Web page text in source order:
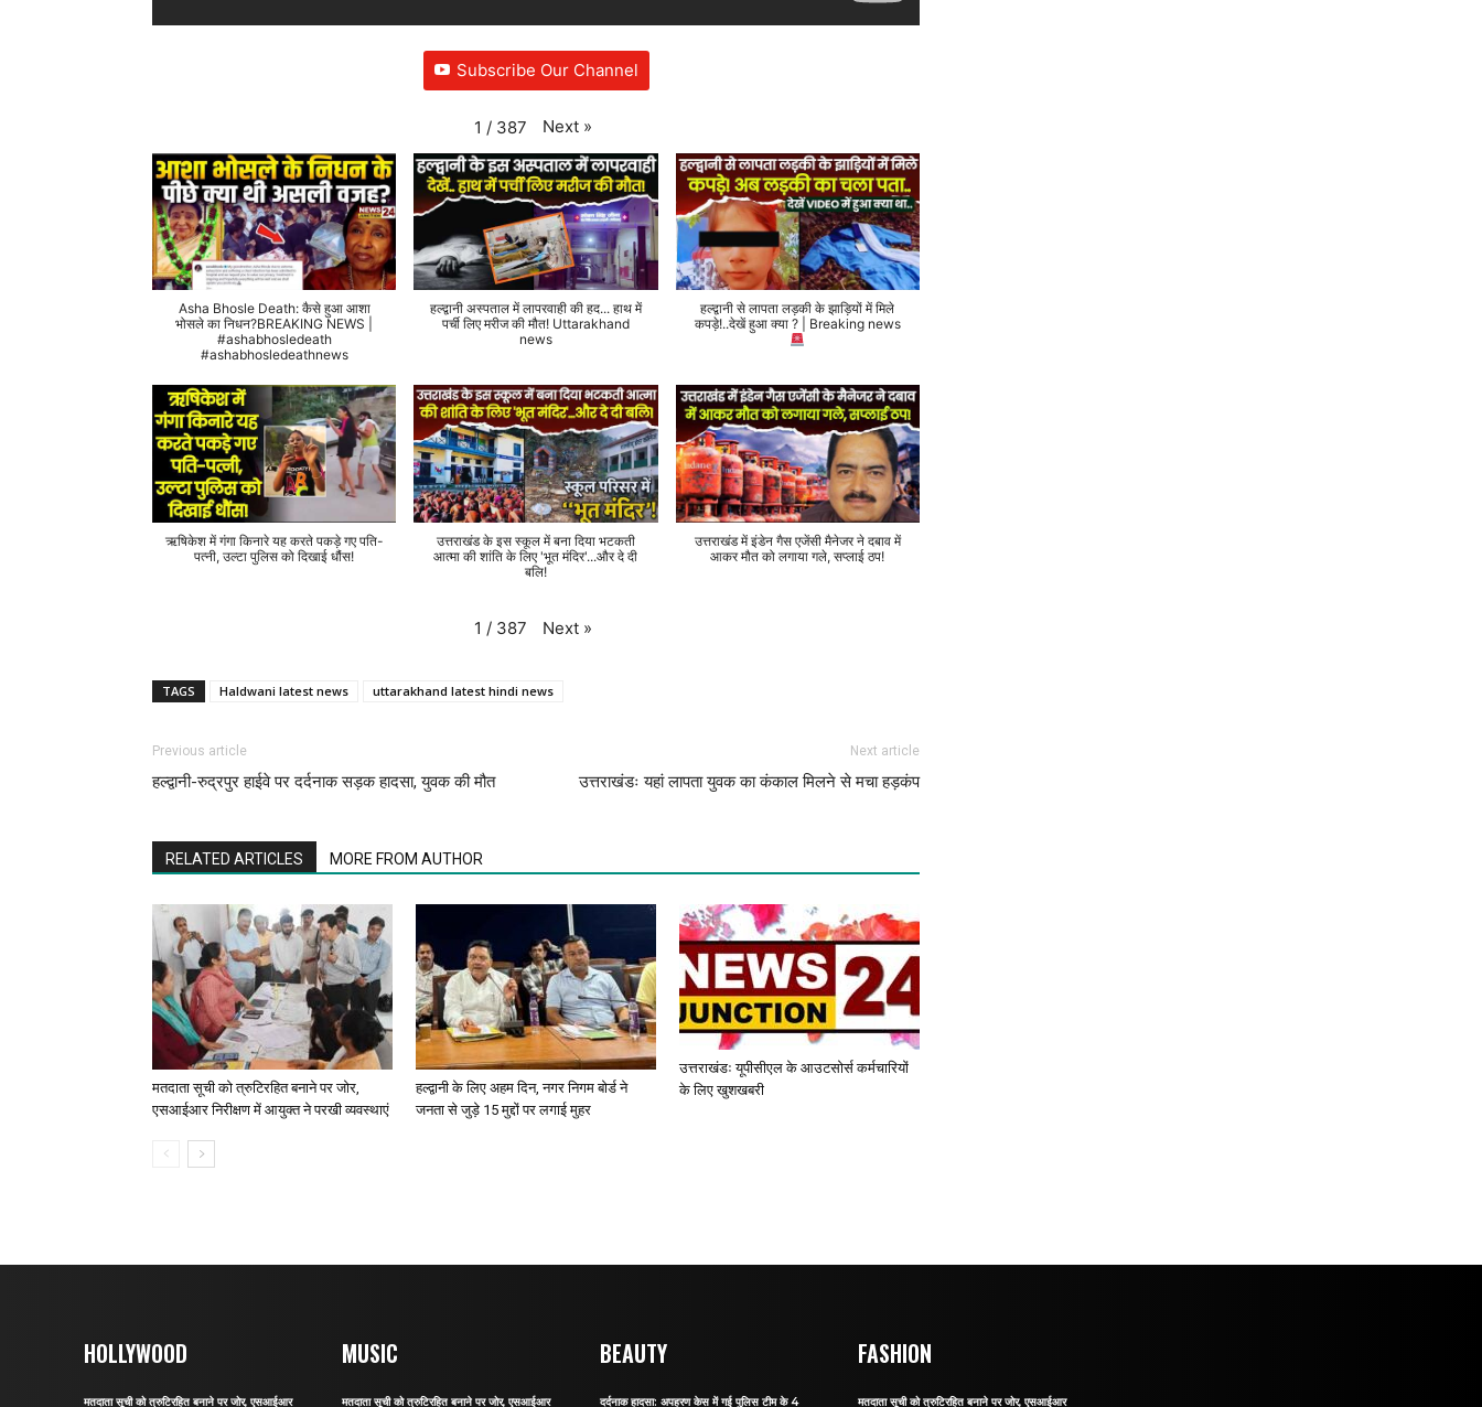
Subscribe Our Channel
1 / 387 Next »
Asha Bhosle Death: कैसे हुआ आशा
भोसले का निधन?BREAKING NEWS |
#ashabhosledeath
#ashabhosledeathnews
हल्द्वानी अस्पताल में लापरवाही की हद... हाथ में
पर्ची लिए मरीज की मौत! Uttarakhand
news
हल्द्वानी से लापता लड़की के झाड़ियों में मिले
कपड़े!..देखें हुआ क्या ? | Breaking news
ऋषिकेश में गंगा किनारे यह करते पकड़े गए पति-
पत्नी, उल्टा पुलिस को दिखाई धौंस!
उत्तराखंड के इस स्कूल में बना दिया भटकती
आत्मा की शांति के लिए 'भूत मंदिर'...और दे दी
बलि!
उत्तराखंड में इंडेन गैस एजेंसी मैनेजर ने दबाव में
आकर मौत को लगाया गले, सप्लाई ठप!
1 / 387 Next »
TAGS Haldwani latest news uttarakhand latest hindi news
Previous article
हल्द्वानी-रुद्रपुर हाईवे पर दर्दनाक सड़क हादसा, युवक की मौत
Next article
उत्तराखंडः यहां लापता युवक का कंकाल मिलने से मचा हड़कंप
RELATED ARTICLES MORE FROM AUTHOR
मतदाता सूची को त्रुटिरहित बनाने पर जोर,
एसआईआर निरीक्षण में आयुक्त ने परखी व्यवस्थाएं
हल्द्वानी के लिए अहम दिन, नगर निगम बोर्ड ने
जनता से जुड़े 15 मुद्दों पर लगाई मुहर
उत्तराखंडः यूपीसीएल के आउटसोर्स कर्मचारियों
के लिए खुशखबरी
HOLLYWOOD
मतदाता सूची को त्रुटिरहित बनाने पर जोर, एसआईआर
MUSIC
मतदाता सूची को त्रुटिरहित बनाने पर जोर, एसआईआर
BEAUTY
दर्दनाक हादसा: अपहरण केस में गई पुलिस टीम के 4
FASHION
मतदाता सूची को त्रुटिरहित बनाने पर जोर, एसआईआर